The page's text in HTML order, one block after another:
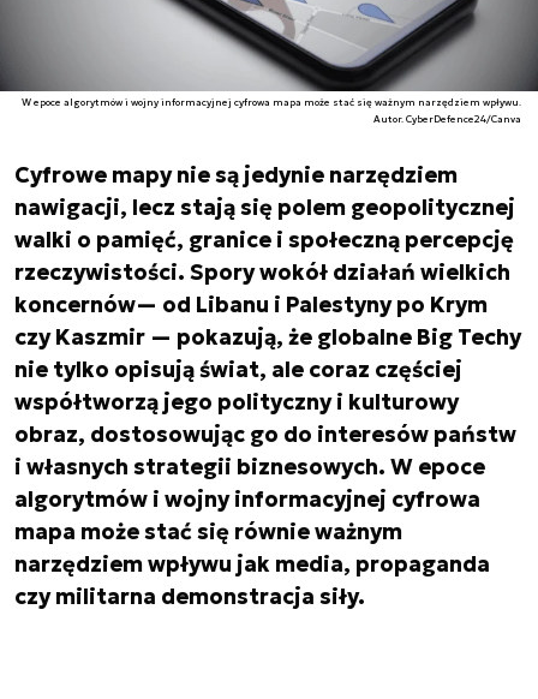
W epoce algorytmów i wojny informacyjnej cyfrowa mapa może stać się ważnym narzędziem wpływu.
Autor. CyberDefence24/Canva
Cyfrowe mapy nie są jedynie narzędziem
nawigacji, lecz stają się polem geopolitycznej
walki o pamięć, granice i społeczną percepcję
rzeczywistości. Spory wokół działań wielkich
koncernów— od Libanu i Palestyny po Krym
czy Kaszmir — pokazują, że globalne Big Techy
nie tylko opisują świat, ale coraz częściej
współtworzą jego polityczny i kulturowy
obraz, dostosowując go do interesów państw
i własnych strategii biznesowych. W epoce
algorytmów i wojny informacyjnej cyfrowa
mapa może stać się równie ważnym
narzędziem wpływu jak media, propaganda
czy militarna demonstracja siły.